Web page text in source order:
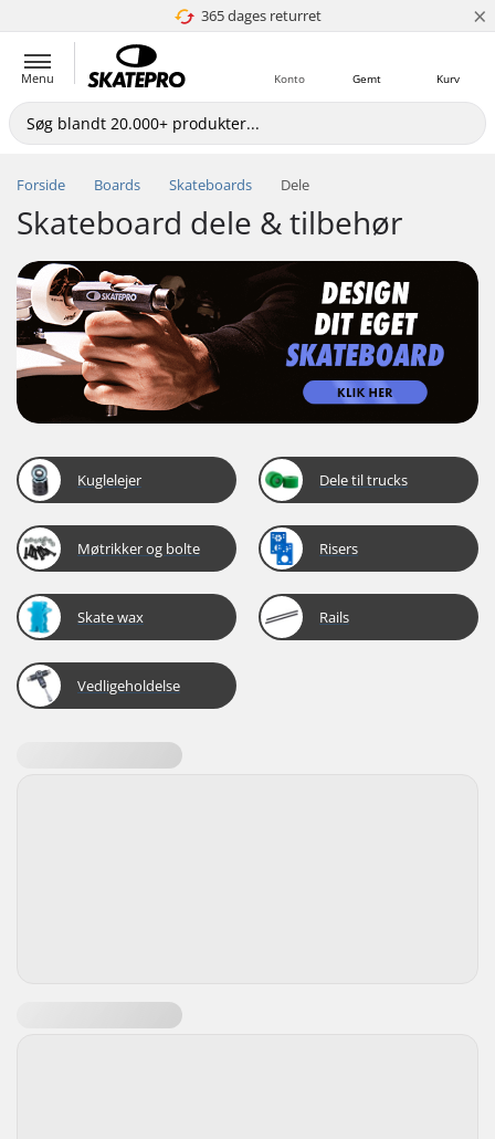
365 dages returret
4.8 ud af 5 ×
Menu Kurv
Gemt
Konto
Forside Boards Skateboards Dele
Skateboard dele & tilbehør
Kuglelejer Dele til trucks
Møtrikker og bolte Risers
Skate wax Rails
Vedligeholdelse